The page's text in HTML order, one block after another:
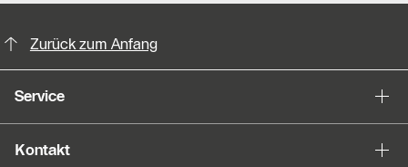
Zurück zum Anfang
Service
Kontakt